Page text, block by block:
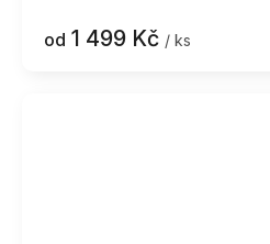
od 1 499 Kč / ks